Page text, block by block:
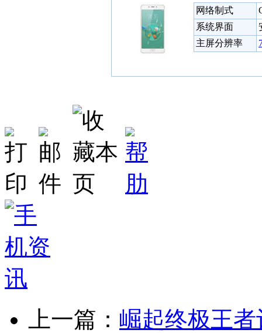
网络制式
系统界面
主屏分辨率
上一篇： 崛起终极王